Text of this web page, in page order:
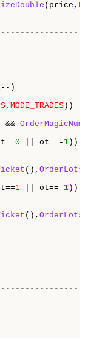
(price,
)
, MODE_TRADES ))
&&
0 || ot==- 1 ))
(), OrderLots
1 || ot==- 1 ))
(), OrderLots